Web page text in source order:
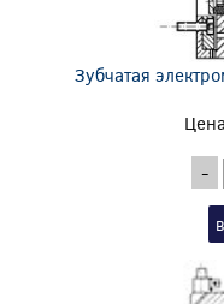
Зубчатая
-